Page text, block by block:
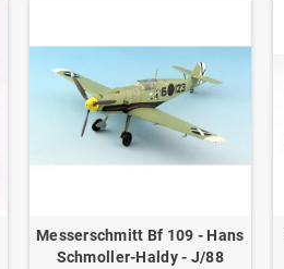
Messerschmitt Bf 109 - Hans
Schmoller-Haldy - J/88